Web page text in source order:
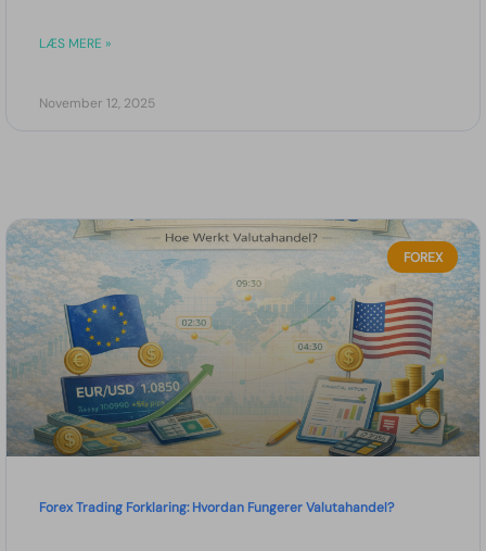
LÆS MERE »
November 12, 2025
FOREX
Forex Trading Forklaring: Hvordan Fungerer Valutahandel?